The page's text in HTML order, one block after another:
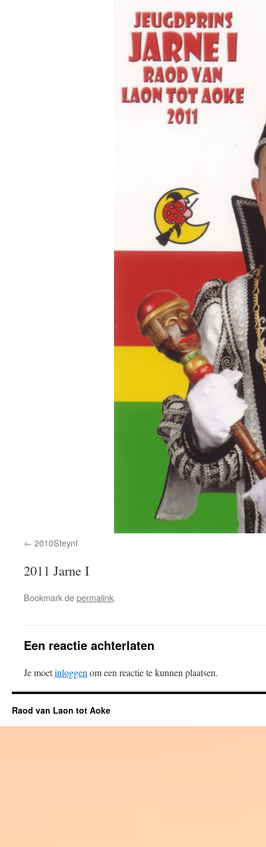
2010SteynI
2011 Jarne I
Bookmark depermalink.
Een reactie achterlaten
Je moetinloggenom een reactie te kunnen plaatsen.
Raod van Laon tot Aoke